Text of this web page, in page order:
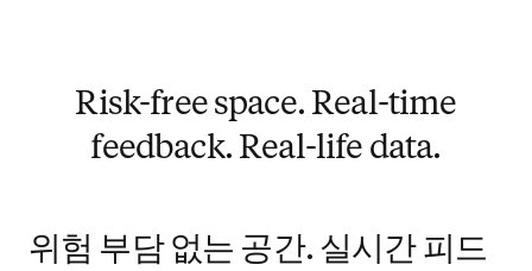
Risk-free space. Real-time
feedback. Real-life data.
위험 부담 없는 공간. 실시간 피드